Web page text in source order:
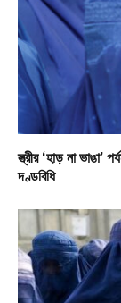
স্ত্রীর ‘হাড় না ভাঙা’
দণ্ডবিধি